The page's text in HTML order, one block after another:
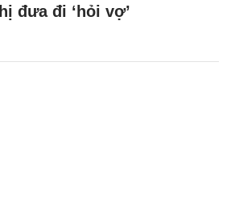
đưa đi ‘hỏi vợ’